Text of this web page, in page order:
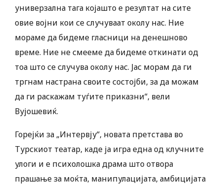
универзална тага којашто е резултат на сите
овие војни кои се случуваат околу нас. Ние
мораме да бидеме гласници на денешново
време. Ние не смееме да бидеме откинати од
тоа што се случува околу нас. Јас морам да ги
тргнам настрана своите состојби, за да можам
да ги раскажам туѓите приказни“, вели
Вујошевиќ.
Горејќи за „Интервју“, новата претстава во
Турскиот театар, каде ја игра една од клучните
улоги и е психолошка драма што отвора
прашање за моќта, манипулацијата, амбицијата